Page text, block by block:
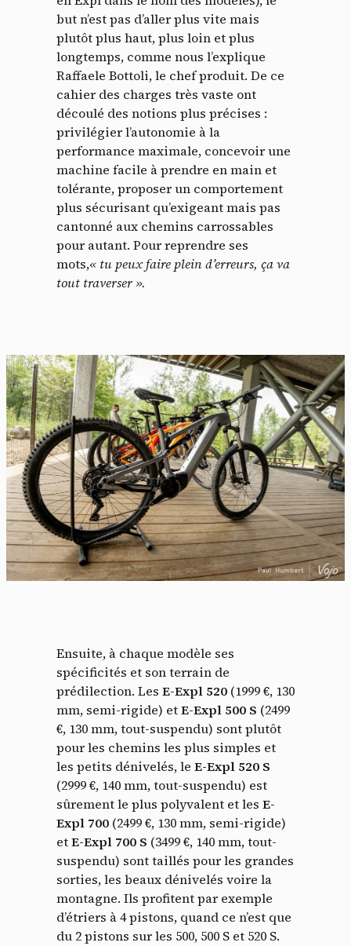
but n’est pas d’aller plus vite mais
plutôt plus haut, plus loin et plus
longtemps, comme nous l’explique
Raffaele Bottoli, le chef produit. De ce
cahier des charges très vaste ont
découlé des notions plus précises :
privilégier l’autonomie à la
performance maximale, concevoir une
machine facile à prendre en main et
tolérante, proposer un comportement
plus sécurisant qu’exigeant mais pas
cantonné aux chemins carrossables
pour autant. Pour reprendre ses
mots,« tu peux faire plein d’erreurs, ça va
tout traverser ».
Ensuite, à chaque modèle ses
spécificités et son terrain de
prédilection. Les E-Expl 520 (1999 €, 130
mm, semi-rigide) etE-Expl 500 S (2499
€, 130 mm, tout-suspendu) sont plutôt
pour les chemins les plus simples et
les petits dénivelés, le E-Expl 520 S
(2999 €, 140 mm, tout-suspendu) est
sûrement le plus polyvalent et les E-
Expl 700 (2499 €, 130 mm, semi-rigide)
etE-Expl 700 S (3499 €, 140 mm, tout-
suspendu) sont taillés pour les grandes
sorties, les beaux dénivelés voire la
montagne. Ils profitent par exemple
d’étriers à 4 pistons, quand ce n’est que
du 2 pistons sur les 500, 500 S et 520 S.